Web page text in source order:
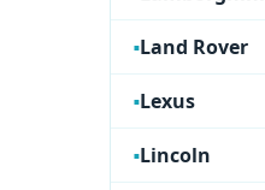
Land Rover
Lexus
Lincoln